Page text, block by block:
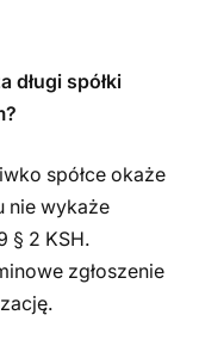
długi spółki
spółce okaże
nie wykaże
§ 2 KSH.
zgłoszenie